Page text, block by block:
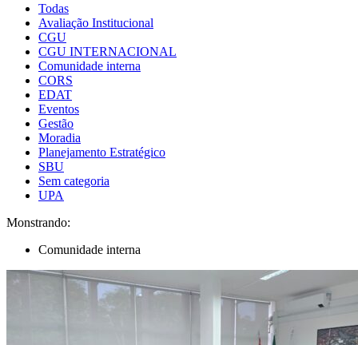
Todas
Avaliação Institucional
CGU
CGU INTERNACIONAL
Comunidade interna
CORS
EDAT
Eventos
Gestão
Moradia
Planejamento Estratégico
SBU
Sem categoria
UPA
Monstrando:
Comunidade interna